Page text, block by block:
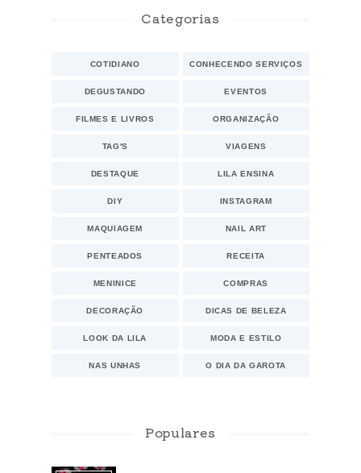
Categorias
COTIDIANO CONHECENDO SERVIÇOS
DEGUSTANDO EVENTOS
FILMES E LIVROS ORGANIZAÇÃO
TAG'S VIAGENS
DESTAQUE LILA ENSINA
DIY INSTAGRAM
MAQUIAGEM NAIL ART
PENTEADOS RECEITA
MENINICE COMPRAS
DECORAÇÃO DICAS DE BELEZA
LOOK DA LILA MODA E ESTILO
NAS UNHAS O DIA DA GAROTA
Populares